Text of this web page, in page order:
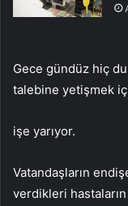
Gece gündüz hiç
talebine yetişmek
işe yarıyor.
Vatandaşların
verdikleri